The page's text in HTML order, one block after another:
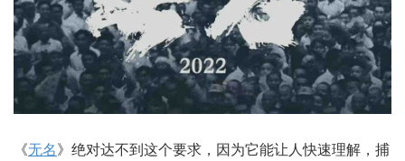
《无名》绝对达不到这个要求，因为它能让人快速理解，捕